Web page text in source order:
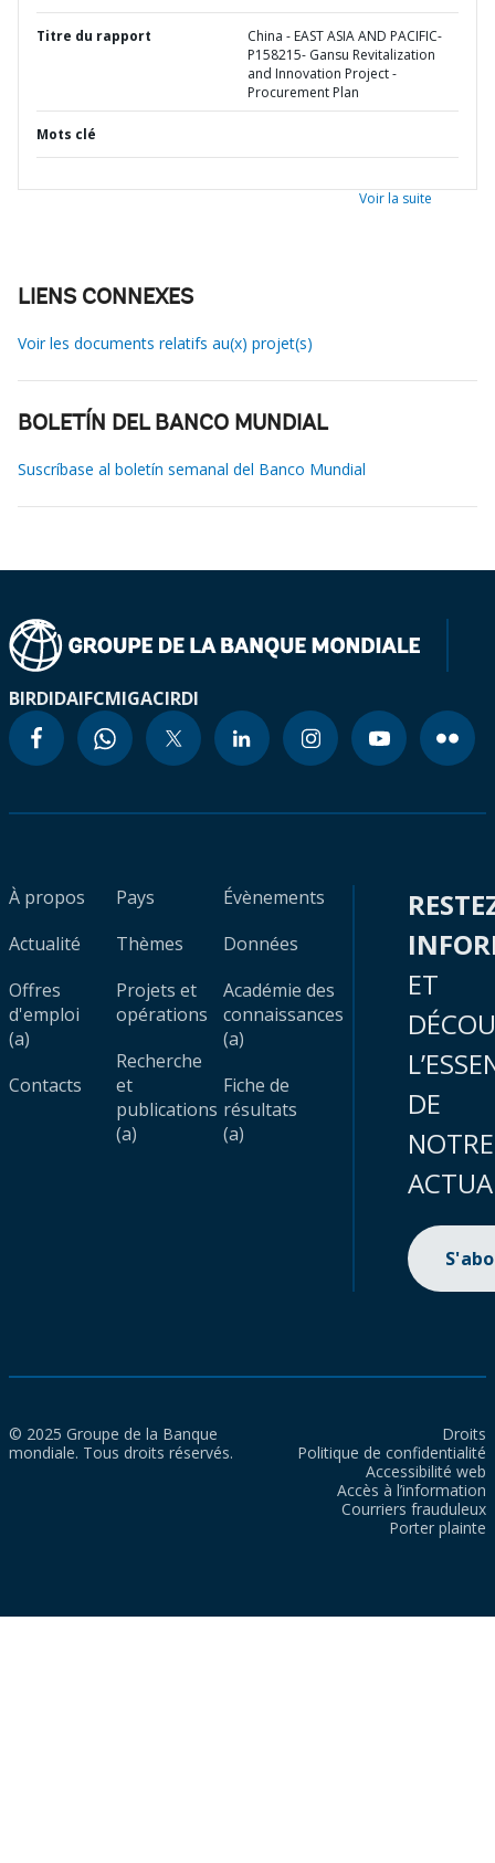
Titre du rapport
China - EAST ASIA AND PACIFIC-
P158215- Gansu Revitalization
and Innovation Project -
Procurement Plan
Mots clé
Voir la suite
LIENS CONNEXES
Voir les documents relatifs au(x) projet(s)
BOLETÍN DEL BANCO MUNDIAL
Suscríbase al boletín semanal del Banco Mundial
BIRDIDAIFCMIGACIRDI
À propos
Actualité
Offres
d'emploi
(a)
Contacts
Pays
Thèmes
Projets et
opérations
Recherche
et
publications
(a)
Évènements
Données
Académie des
connaissances
(a)
Fiche de
résultats
(a)
ET
DE
NOTRE
© 2025 Groupe de la Banque
mondiale. Tous droits réservés.
Droits
Politique de confidentialité
Accessibilité web
Accès à l’information
Courriers frauduleux
Porter plainte